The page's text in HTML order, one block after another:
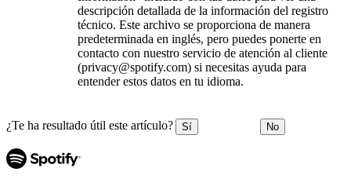
descripción detallada de la información del registro
técnico. Este archivo se proporciona de manera
predeterminada en inglés, pero puedes ponerte en
contacto con nuestro servicio de atención al cliente
(privacy@spotify.com) si necesitas ayuda para
entender estos datos en tu idioma.
¿Te ha resultado útil este artículo? Sí No